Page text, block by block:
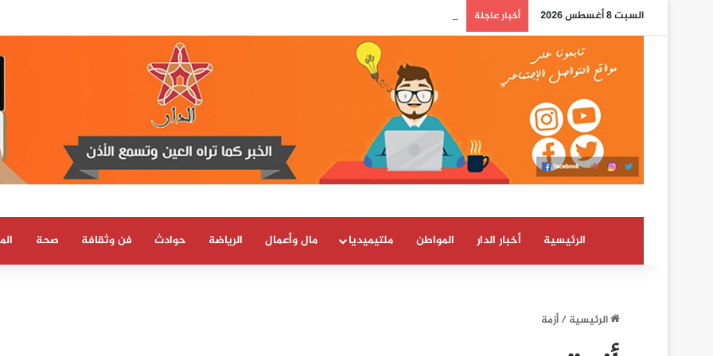
السبت 8 أغسطس 2026 أخبار عاجلة الدرهم يرتفع بـ 0,8 في المائة مقابل الدولار ما بين 30 يوليوز و5 غشت (بنك المغرب)
الرئيسية أخبار الدار المواطن ملتيميديا مال وأعمال الرياضة حوادث فن وثقافة صحة
الرئيسية/أزمة